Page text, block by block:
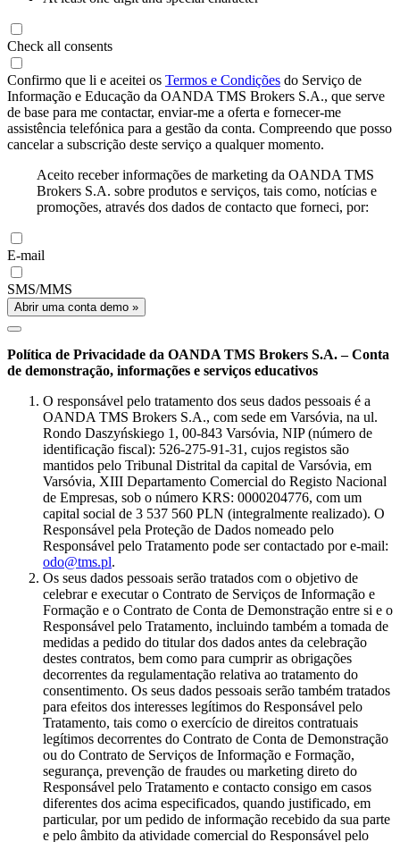
Check all consents
Confirmo que li e aceitei os Termos e Condições do Serviço de
Informação e Educação da OANDA TMS Brokers S.A., que serve
de base para me contactar, enviar-me a oferta e fornecer-me
assistência telefónica para a gestão da conta. Compreendo que posso
cancelar a subscrição deste serviço a qualquer momento.
Aceito receber informações de marketing da OANDA TMS
Brokers S.A. sobre produtos e serviços, tais como, notícias e
promoções, através dos dados de contacto que forneci, por:
E-mail
SMS/MMS
Abrir uma conta demo »
Política de Privacidade da OANDA TMS Brokers S.A. – Conta
de demonstração, informações e serviços educativos
O responsável pelo tratamento dos seus dados pessoais é a
OANDA TMS Brokers S.A., com sede em Varsóvia, na ul.
Rondo Daszyńskiego 1, 00-843 Varsóvia, NIP (número de
identificação fiscal): 526-275-91-31, cujos registos são
mantidos pelo Tribunal Distrital da capital de Varsóvia, em
Varsóvia, XIII Departamento Comercial do Registo Nacional
de Empresas, sob o número KRS: 0000204776, com um
capital social de 3 537 560 PLN (integralmente realizado). O
Responsável pela Proteção de Dados nomeado pelo
Responsável pelo Tratamento pode ser contactado por e-mail:
odo@tms.pl.
Os seus dados pessoais serão tratados com o objetivo de
celebrar e executar o Contrato de Serviços de Informação e
Formação e o Contrato de Conta de Demonstração entre si e o
Responsável pelo Tratamento, incluindo também a tomada de
medidas a pedido do titular dos dados antes da celebração
destes contratos, bem como para cumprir as obrigações
decorrentes da regulamentação relativa ao tratamento do
consentimento. Os seus dados pessoais serão também tratados
para efeitos dos interesses legítimos do Responsável pelo
Tratamento, tais como o exercício de direitos contratuais
legítimos decorrentes do Contrato de Conta de Demonstração
ou do Contrato de Serviços de Informação e Formação,
segurança, prevenção de fraudes ou marketing direto do
Responsável pelo Tratamento e contacto consigo em casos
diferentes dos acima especificados, quando justificado, em
particular, por um pedido de informação recebido da sua parte
e pelo âmbito da atividade comercial do Responsável pelo